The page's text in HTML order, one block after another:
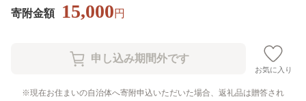
寄附金額 15,000円
お気に入り
現在お住まいの自治体へ寄附申込いただいた場合、返礼品は贈答され